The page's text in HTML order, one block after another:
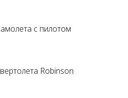
с пилотом
Robinson